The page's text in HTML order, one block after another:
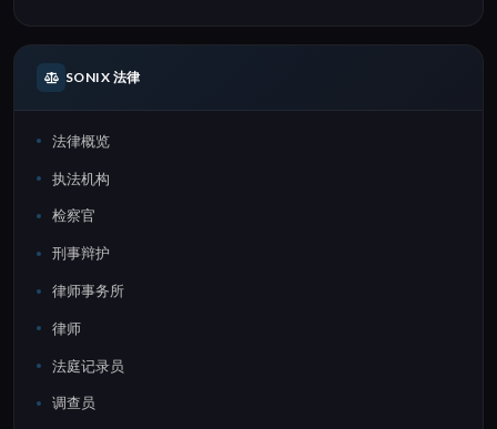
SONIX 法律
法律概览
执法机构
检察官
刑事辩护
律师事务所
律师
法庭记录员
调查员